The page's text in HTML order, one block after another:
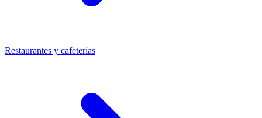
Restaurantes y cafeterías